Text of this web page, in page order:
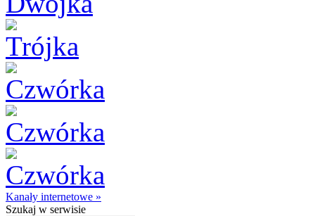
Kanały internetowe »
Szukaj w serwisie